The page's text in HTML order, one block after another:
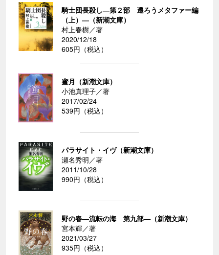
騎士団長殺し―第２部 遷ろうメタファー編
（上）―（新潮文庫）
村上春樹／著
2020/12/18
605円（税込）
蜜月（新潮文庫）
小池真理子／著
2017/02/24
539円（税込）
パラサイト・イヴ（新潮文庫）
瀬名秀明／著
2011/10/28
990円（税込）
野の春―流転の海 第九部―（新潮文庫）
宮本輝／著
2021/03/27
935円（税込）